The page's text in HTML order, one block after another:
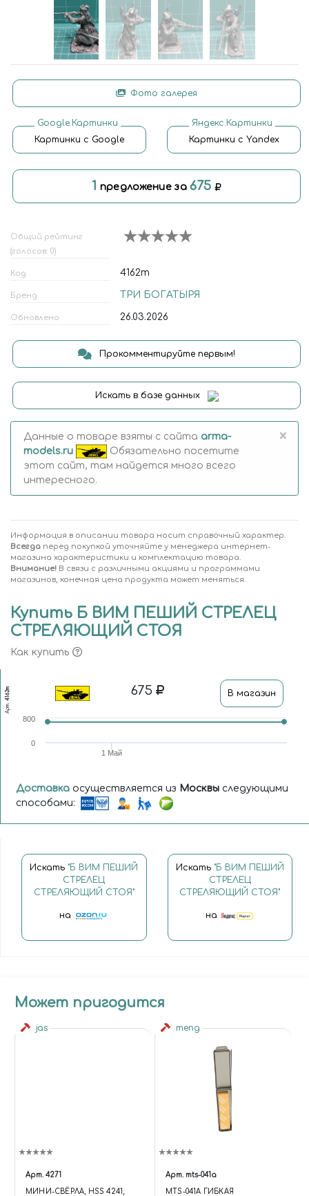
Фото галерея
Google.Картинки
Картинки с Google
Яндекс.Картинки
Картинки с Yandex
1 предложение за675
Общий рейтинг
(голосов: 0)
Код 4162т
Бренд ТРИ БОГАТЫРЯ
Обновлено 26.03.2026
Прокомментируйте первым!
Искать в базе данных
Данные о товаре взяты с сайта arma-
models.ru
Обязательно посетите
этот сайт, там найдется много всего
интересного.
×
Информация в описании товара носит справочный характер.
Всегда перед покупкой уточняйте у менеджера интернет-
магазина характеристики и комплектацию товара.
Внимание! В связи с различными акциями и программами
магазинов, конечная цена продукта может меняться.
Купить Б ВИМ ПЕШИЙ СТРЕЛЕЦ
СТРЕЛЯЮЩИЙ СТОЯ
Как купить
Арт.
4162т 675 В магазин
1 Май
0
800
Доставка осуществляется из Москвы следующими
способами:
Искать "Б ВИМ ПЕШИЙ
СТРЕЛЕЦ
СТРЕЛЯЮЩИЙ СТОЯ"
на
Искать "Б ВИМ ПЕШИЙ
СТРЕЛЕЦ
СТРЕЛЯЮЩИЙ СТОЯ"
на
Может пригодится
jas
Арт. 4271
МИНИ-СВЁРЛА, HSS 4241,
meng
Арт. mts-041a
MTS-041A ГИБКАЯ